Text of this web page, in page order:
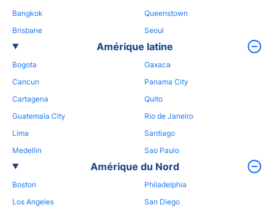
Bangkok
Brisbane
Queenstown
Seoul
Amérique latine
Bogota
Cancun
Cartagena
Guatemala City
Lima
Medellin
Oaxaca
Panama City
Quito
Rio de Janeiro
Santiago
Sao Paulo
Amérique du Nord
Boston
Los Angeles
Philadelphia
San Diego